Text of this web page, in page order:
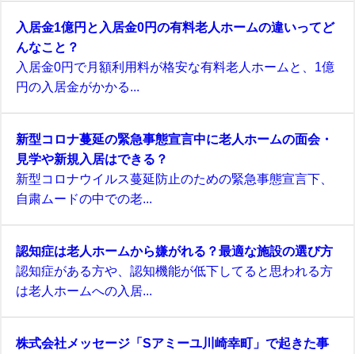
入居金1億円と入居金0円の有料老人ホームの違いってど
んなこと？
入居金0円で月額利用料が格安な有料老人ホームと、1億
円の入居金がかかる...
新型コロナ蔓延の緊急事態宣言中に老人ホームの面会・
見学や新規入居はできる？
新型コロナウイルス蔓延防止のための緊急事態宣言下、
自粛ムードの中での老...
認知症は老人ホームから嫌がれる？最適な施設の選び方
認知症がある方や、認知機能が低下してると思われる方
は老人ホームへの入居...
株式会社メッセージ「Sアミーユ川崎幸町」で起きた事